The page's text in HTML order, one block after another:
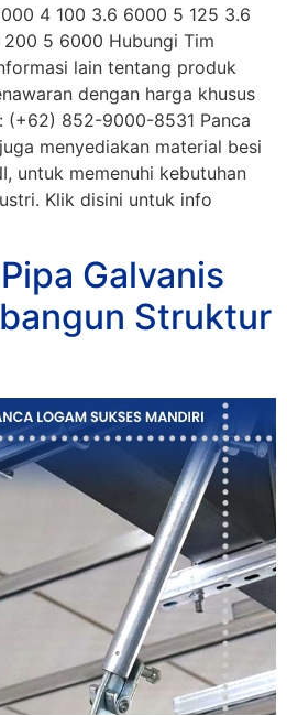
4 100 3.6 6000 5 125 3.6
5 6000 Hubungi Tim
lain tentang produk
dengan harga khusus
(+62) 852-9000-8531 Panca
menyediakan material besi
untuk memenuhi kebutuhan
Klik disini untuk info
Galvanis
Struktur